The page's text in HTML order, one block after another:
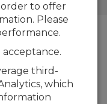
order to offer
Please
acceptance.
third-
which